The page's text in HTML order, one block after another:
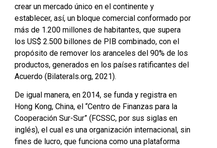
crear un mercado único en el continente y
establecer, así, un bloque comercial conformado por
más de 1.200 millones de habitantes, que supera
los US$ 2.500 billones de PIB combinado, con el
propósito de remover los aranceles del 90% de los
productos, generados en los países ratificantes del
Acuerdo (Bilaterals.org, 2021).
De igual manera, en 2014, se funda y registra en
Hong Kong, China, el “Centro de Finanzas para la
Cooperación Sur-Sur” (FCSSC, por sus siglas en
inglés), el cual es una organización internacional, sin
fines de lucro, que funciona como una plataforma